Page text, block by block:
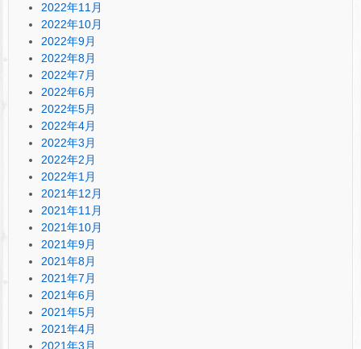
2022年11月
2022年10月
2022年9月
2022年8月
2022年7月
2022年6月
2022年5月
2022年4月
2022年3月
2022年2月
2022年1月
2021年12月
2021年11月
2021年10月
2021年9月
2021年8月
2021年7月
2021年6月
2021年5月
2021年4月
2021年3月